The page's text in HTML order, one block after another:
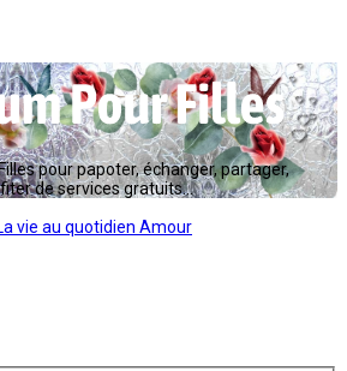
pour papoter, échanger, partager,
de services gratuits...
vie au quotidien Amour